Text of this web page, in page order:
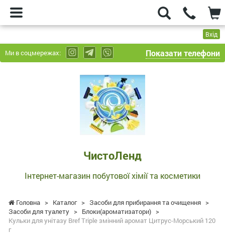
Вхід
Ми в соцмережах: Показати телефони
ЧистоЛенд
Інтернет-магазин побутової хімії та косметики
Головна > Каталог > Засоби для прибирання та очищення >
Засоби для туалету > Блоки(ароматизатори) >
Кульки для унітазу Bref Triple змінний аромат Цитрус-Морський 120
г